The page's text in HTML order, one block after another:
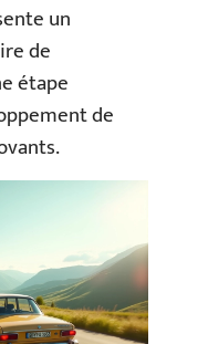
un
de
étape
de